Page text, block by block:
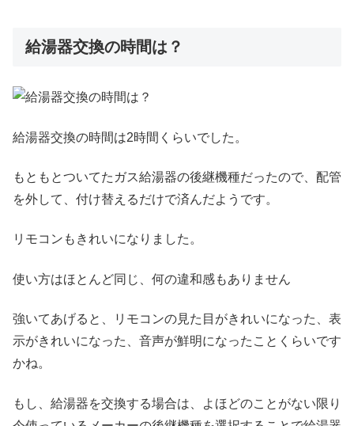
給湯器交換の時間は？
給湯器交換の時間は2時間くらいでした。
もともとついてたガス給湯器の後継機種だったので、配管
を外して、付け替えるだけで済んだようです。
リモコンもきれいになりました。
使い方はほとんど同じ、何の違和感もありません
強いてあげると、リモコンの見た目がきれいになった、表
示がきれいになった、音声が鮮明になったことくらいです
かね。
もし、給湯器を交換する場合は、よほどのことがない限り